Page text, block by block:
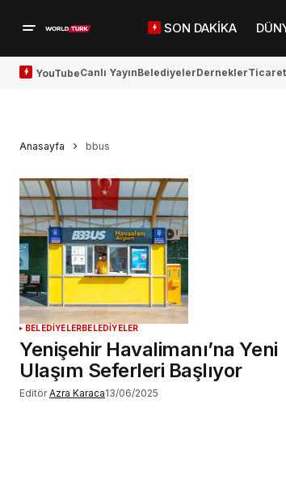
SON DAKİKA
YouTubeCanlı YayınBelediyelerDerneklerTicaret
Anasayfa bbus
BELEDİYELERBELEDİYELER
Yenişehir Havalimanı’na Yeni
Ulaşım Seferleri Başlıyor
Editör Azra Karaca13/06/2025